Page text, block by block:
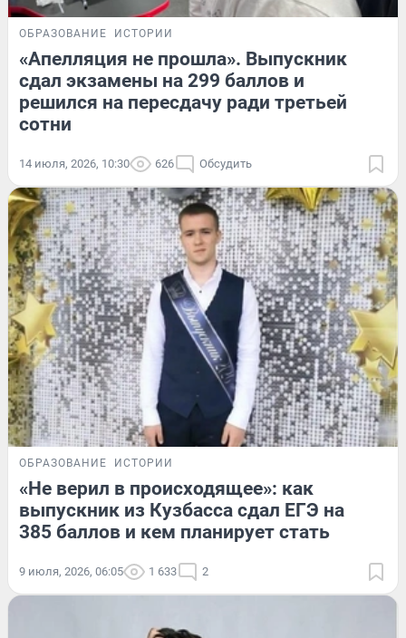
ОБРАЗОВАНИЕ ИСТОРИИ
«Апелляция не прошла». Выпускник
сдал экзамены на 299 баллов и
решился на пересдачу ради третьей
сотни
14 июля, 2026, 10:30 626 Обсудить
ОБРАЗОВАНИЕ ИСТОРИИ
«Не верил в происходящее»: как
выпускник из Кузбасса сдал ЕГЭ на
385 баллов и кем планирует стать
9 июля, 2026, 06:05 1 633 2